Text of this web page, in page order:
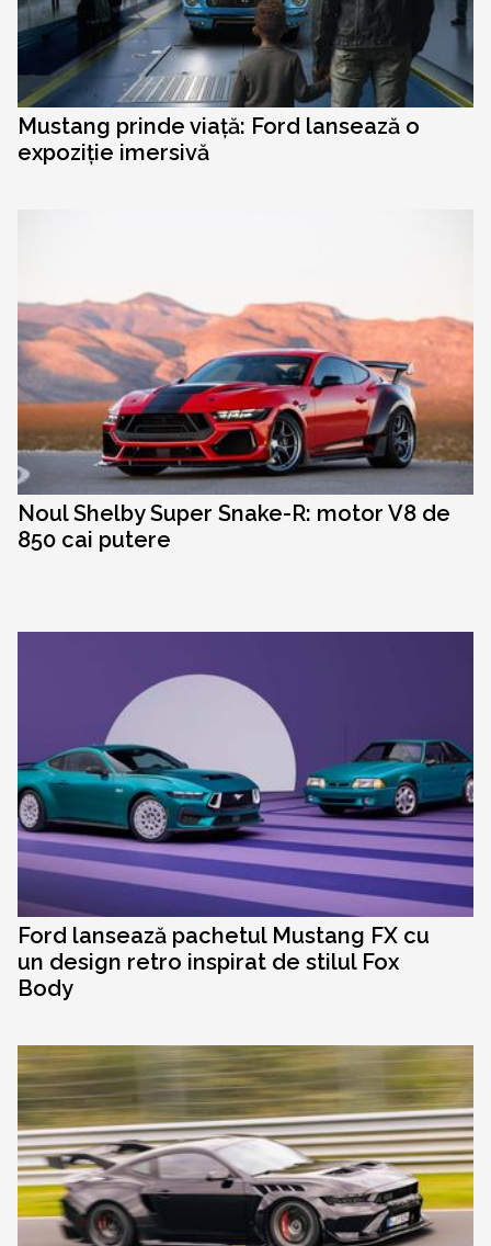
Mustang prinde viață: Ford lansează o
expoziție imersivă
Noul Shelby Super Snake-R: motor V8 de
850 cai putere
Ford lansează pachetul Mustang FX cu
un design retro inspirat de stilul Fox
Body